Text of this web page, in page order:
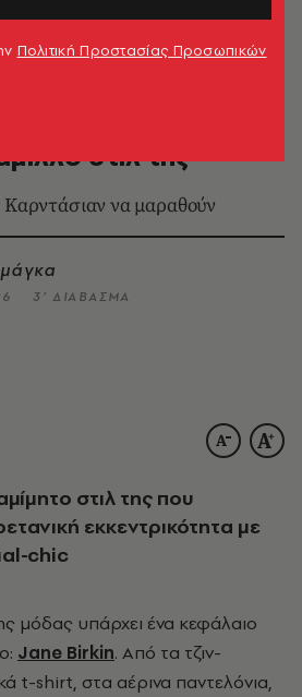
Express/Getty Images
στιλ της
να μαραθούν
3’ ΔΙΑΒΑΣΜΑ
στιλ της που
εκκεντρικότητα με
chic
Jane Birkin. Από τα τζιν-
t-shirt, στα αέρινα παντελόνια,
Πολιτική Προστασίας Προσωπικών